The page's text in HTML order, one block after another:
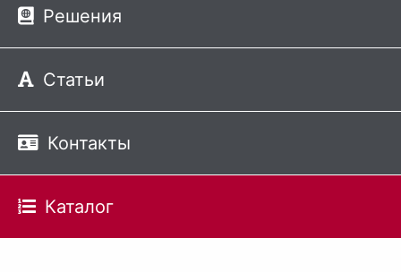
Решения
Статьи
Контакты
Каталог